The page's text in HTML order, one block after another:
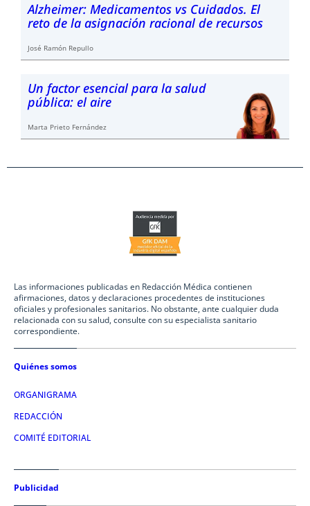
Alzheimer: Medicamentos vs Cuidados. El
reto de la asignación racional de recursos
José Ramón Repullo
Un factor esencial para la salud
pública: el aire
Marta Prieto Fernández
Las informaciones publicadas en Redacción Médica contienen
afirmaciones, datos y declaraciones procedentes de instituciones
oficiales y profesionales sanitarios. No obstante, ante cualquier duda
relacionada con su salud, consulte con su especialista sanitario
correspondiente.
Quiénes somos
ORGANIGRAMA
REDACCIÓN
COMITÉ EDITORIAL
Publicidad